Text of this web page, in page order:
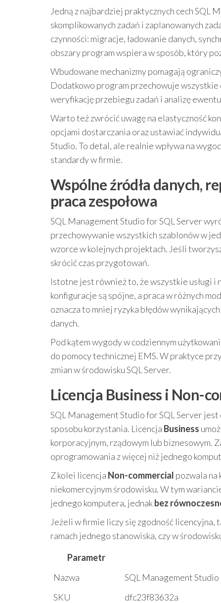
Jedną z najbardziej praktycznych cech SQL
skomplikowanych zadań i zaplanowanych
czynności: migracje, ładowanie danych,
obszary program wspiera w sposób, który
Wbudowane mechanizmy pomagają
Dodatkowo program przechowuje wszystkie
weryfikację przebiegu zadań i analizę
Warto też zwrócić uwagę na elastyczność
opcjami dostarczania oraz ustawiać
Studio. To detal, ale realnie wpływa na
standardy w firmie.
Wspólne źródła danych,
praca zespołowa
SQL Management Studio for SQL Server
przechowywanie wszystkich szablonów w
wzorce w kolejnych projektach. Jeśli
skrócić czas przygotowań.
Istotne jest również to, że wszystkie usługi i
konfiguracje są spójne, a praca w różnych
oznacza to mniej ryzyka błędów
danych.
Pod kątem wygody w codziennym
do pomocy technicznej EMS. W praktyce
zmian w środowisku SQL Server.
Licencja Business i Non-
SQL Management Studio for SQL Server
sposobu korzystania. Licencja Business
korporacyjnym, rządowym lub biznesowym.
oprogramowania z więcej niż jednego
Z kolei licencja Non-commercial pozwala na
niekomercyjnym środowisku. W tym
jednego komputera, jednakbez
Jeżeli w firmie liczy się zgodność licencyjna,
ramach jednego stanowiska, czy w
Parametr
Nazwa
SQL Management
SKU
dfc23f83632a